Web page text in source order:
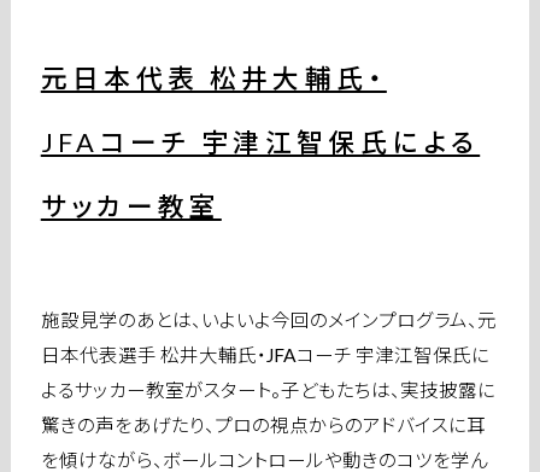
元日本代表 松井大輔氏・
JFAコーチ 宇津江智保氏による
サッカー教室
施設見学のあとは、いよいよ今回のメインプログラム、元
日本代表選手 松井大輔氏・JFAコーチ 宇津江智保氏に
よるサッカー教室がスタート。子どもたちは、実技披露に
驚きの声をあげたり、プロの視点からのアドバイスに耳
を傾けながら、ボールコントロールや動きのコツを学ん